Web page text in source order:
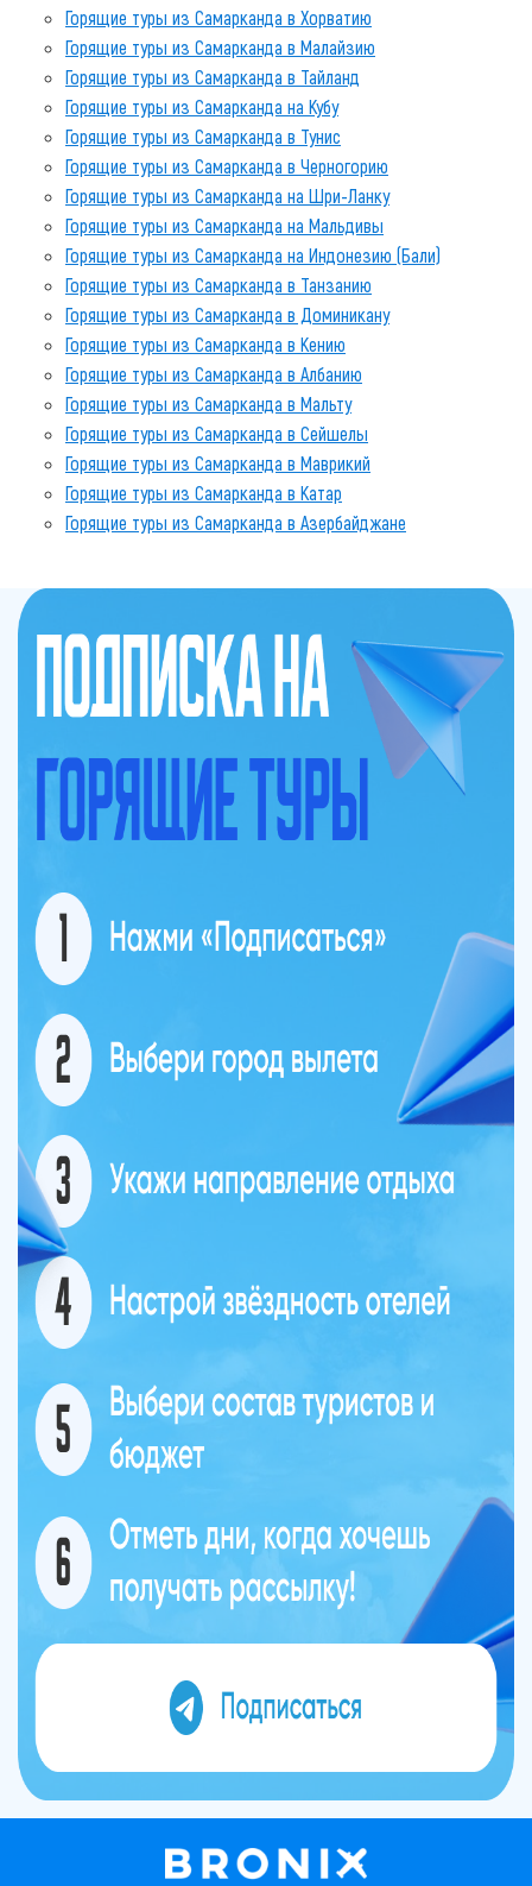
Горящие туры из Самарканда в Хорватию
Горящие туры из Самарканда в Малайзию
Горящие туры из Самарканда в Тайланд
Горящие туры из Самарканда на Кубу
Горящие туры из Самарканда в Тунис
Горящие туры из Самарканда в Черногорию
Горящие туры из Самарканда на Шри-Ланку
Горящие туры из Самарканда на Мальдивы
Горящие туры из Самарканда на Индонезию (Бали)
Горящие туры из Самарканда в Танзанию
Горящие туры из Самарканда в Доминикану
Горящие туры из Самарканда в Кению
Горящие туры из Самарканда в Албанию
Горящие туры из Самарканда в Мальту
Горящие туры из Самарканда в Сейшелы
Горящие туры из Самарканда в Маврикий
Горящие туры из Самарканда в Катар
Горящие туры из Самарканда в Азербайджане